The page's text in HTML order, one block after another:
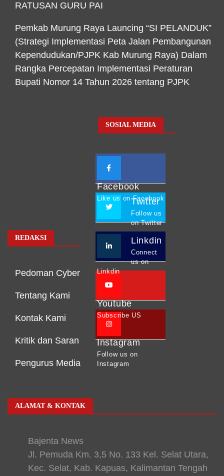
RATUSAN GURU PAI
Pemkab Murung Raya Launcing “SI PELANDUK”
(Strategi Implementasi Peta Jalan Pembangunan
Kependudukan/PJPK Kab Murung Raya) Dalam
Rangka Percepatan Implementasi Peraturan
Bupati Nomor 14 Tahun 2026 tentang PJPK
REDAKSI
Pedoman Cyber
Tentang Kami
Kontak Kami
Kritik dan Saran
Pengurus Media
SOSIAL MEDIA
Facebook
Like us on Facebook
Twitter
Follow us
on Twitter
Linkdin
Connect
us on
Linkdin
Youtube
Subscribe US
Instagram
Follow us on
Instagram
ALAMAT & KONTAK
Bajenta News
Jl. Pemuda Km. 3,5 No. 133 Kel. Selat Utara,
Kec. Selat, Kab. Kapuas, Kalimantan Tengah